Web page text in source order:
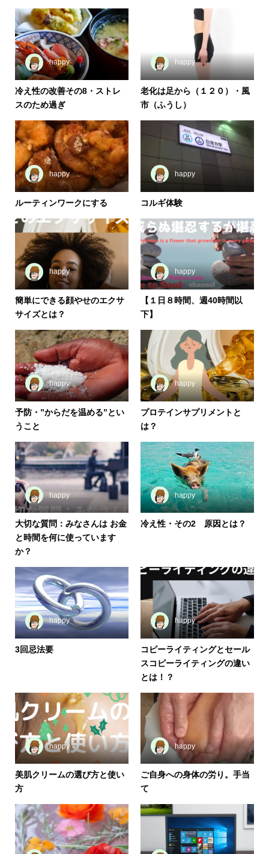
happy
冷え性の改善その8・ストレ
スのため過ぎ
happy
老化は足から（１２０）・風
市（ふうし）
happy
ルーティンワークにする
happy
コルギ体験
happy
簡単にできる顔やせのエクサ
サイズとは？
happy
【１日８時間、週40時間以
下】
happy
予防・”からだを温める”とい
うこと
happy
プロテインサプリメントと
は？
happy
大切な質問：みなさんは お金
と時間を何に使っています
か？
happy
冷え性・その2 原因とは？
happy
3回忌法要
happy
コピーライティングとセール
スコピーライティングの違い
とは！？
happy
美肌クリームの選び方と使い
方
happy
ご自身への身体の労り。手当
て